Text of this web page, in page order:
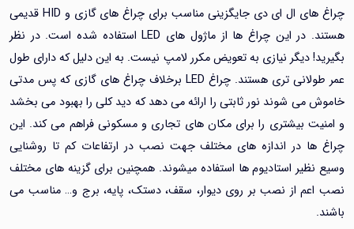
چراغ های ال ای دی جایگزینی مناسب برای چراغ های گازی و HID قدیمی
هستند. در این چراغ ها از ماژول های LED استفاده شده است. در نظر
دیگر نیازی به تعویض مکرر لامپ نیست. به این دلیل که دارای طول
عمر طولانی تری هستند. چراغ LED برخلاف چراغ های گازی که پس مدتی
شوند نور ثابتی را ارائه می دهد که دید کلی را بهبود می بخشد
بیشتری را برای مکان های تجاری و مسکونی فراهم می کند. این
در اندازه های مختلف جهت نصب در ارتفاعات کم تا روشنایی
استادیوم ها استفاده میشوند. همچنین برای گزینه های مختلف
از نصب بر روی دیوار، سقف، دستک، پایه، برج و… مناسب می